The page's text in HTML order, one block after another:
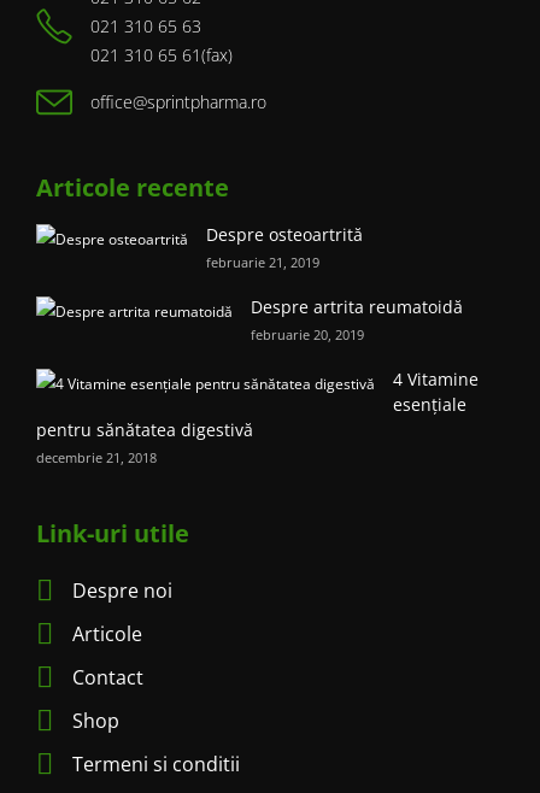
021 310 65 63
021 310 65 61(fax)
office@sprintpharma.ro
Articole recente
Despre osteoartrită
februarie 21, 2019
Despre artrita reumatoidă
februarie 20, 2019
4 Vitamine
esențiale
pentru sănătatea digestivă
decembrie 21, 2018
Link-uri utile
Despre noi
Articole
Contact
Shop
Termeni si conditii